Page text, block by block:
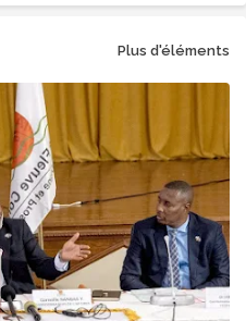
Plus d'éléments